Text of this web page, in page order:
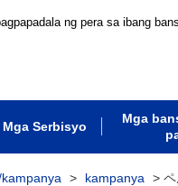
ng pera sa ibang
Mga Serbisyo
Mga
> kampanya >